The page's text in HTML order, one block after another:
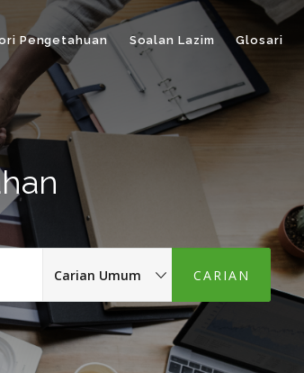
Pengetahuan Soalan Lazim Glosari